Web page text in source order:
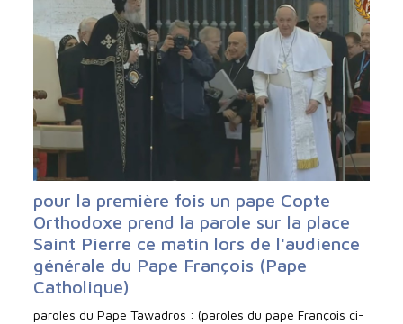
pour la première fois un pape Copte
Orthodoxe prend la parole sur la place
Saint Pierre ce matin lors de l'audience
générale du Pape François (Pape
Catholique)
paroles du Pape Tawadros : (paroles du pape François ci-